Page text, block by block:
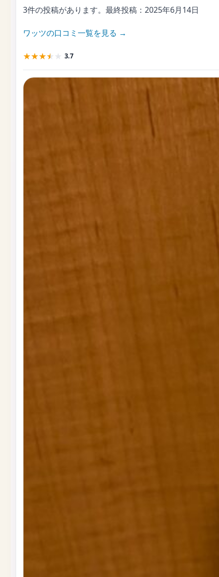
3件の投稿があります。最終投稿： 2025年6月14日
ワッツの口コミ一覧を見る →
★★★★ ★ 3.7